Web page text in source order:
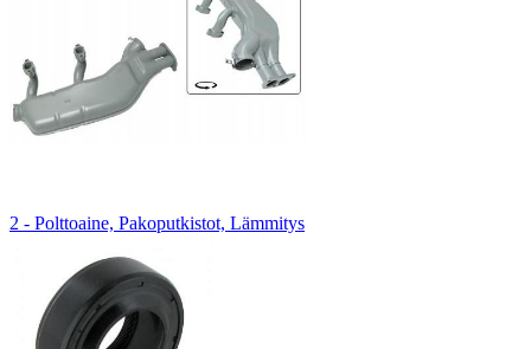
2 - Polttoaine, Pakoputkistot, Lämmitys